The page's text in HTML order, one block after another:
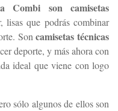
Combi son camisetas
lisas que podrás combinar
Soncamisetas técnicas
deporte, y más ahora con
ideal que viene con logo
sólo algunos de ellos son